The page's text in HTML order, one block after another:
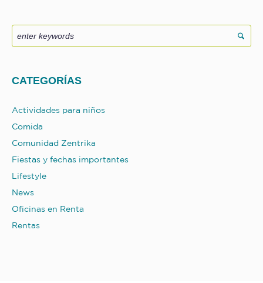
CATEGORÍAS
Actividades para niños
Comida
Comunidad Zentrika
Fiestas y fechas importantes
Lifestyle
News
Oficinas en Renta
Rentas